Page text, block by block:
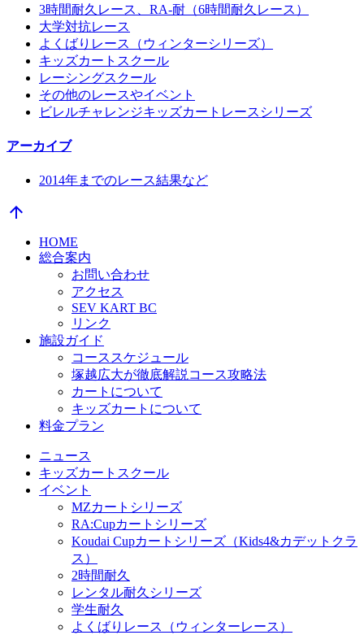
3時間耐久レース、RA-耐（6時間耐久レース）
大学対抗レース
よくばりレース（ウィンターシリーズ）
キッズカートスクール
レーシングスクール
その他のレースやイベント
ビレルチャレンジキッズカートレースシリーズ
アーカイブ
2014年までのレース結果など
arrow_upward
HOME
総合案内
お問い合わせ
アクセス
SEV KART BC
リンク
施設ガイド
コーススケジュール
塚越広大が徹底解説コース攻略法
カートについて
キッズカートについて
料金プラン
ニュース
キッズカートスクール
イベント
MZカートシリーズ
RA:Cupカートシリーズ
Koudai Cupカートシリーズ（Kids4&カデットクラ
ス）
2時間耐久
レンタル耐久シリーズ
学生耐久
よくばりレース（ウィンターレース）